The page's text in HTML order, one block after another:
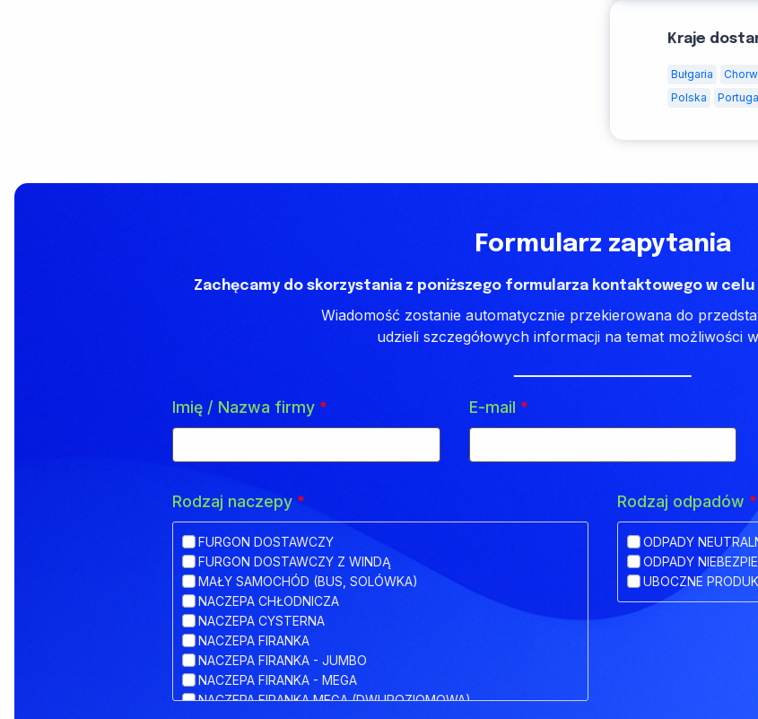
Kraje
Bułgaria
Polska
Formularz zapytania
Zachęcamy do skorzystania z poniższego formularza kontaktowego w
Wiadomość zostanie automatycznie przekierowana do
udzieli szczegółowych informacji na temat możliwości
Imię / Nazwa firmy * E-mail *
Rodzaj naczepy *
FURGON DOSTAWCZY
FURGON DOSTAWCZY Z WINDĄ
MAŁY SAMOCHÓD (BUS, SOLÓWKA)
NACZEPA CHŁODNICZA
NACZEPA CYSTERNA
NACZEPA FIRANKA
NACZEPA FIRANKA - JUMBO
NACZEPA FIRANKA - MEGA
NACZEPA FIRANKA MEGA (DWUPOZIOMOWA)
Rodzaj odpadów *
ODPADY
ODPADY
UBOCZNE